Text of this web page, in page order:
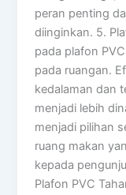
peran penting
diinginkan. 5.
pada plafon
pada ruangan.
kedalaman dan
menjadi lebih
menjadi pilihan
ruang makan
kepada
Plafon PVC